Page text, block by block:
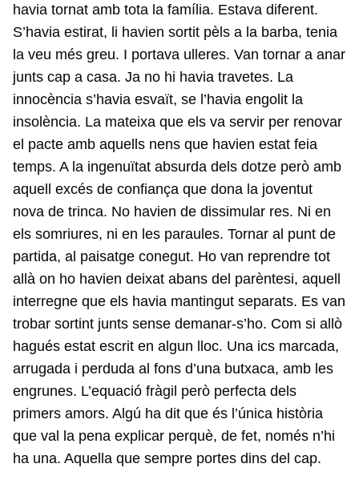
havia tornat amb tota la família. Estava diferent.
S’havia estirat, li havien sortit pèls a la barba, tenia
la veu més greu. I portava ulleres. Van tornar a anar
junts cap a casa. Ja no hi havia travetes. La
innocència s’havia esvaït, se l’havia engolit la
insolència. La mateixa que els va servir per renovar
el pacte amb aquells nens que havien estat feia
temps. A la ingenuïtat absurda dels dotze però amb
aquell excés de confiança que dona la joventut
nova de trinca. No havien de dissimular res. Ni en
els somriures, ni en les paraules. Tornar al punt de
partida, al paisatge conegut. Ho van reprendre tot
allà on ho havien deixat abans del parèntesi, aquell
interregne que els havia mantingut separats. Es van
trobar sortint junts sense demanar-s’ho. Com si allò
hagués estat escrit en algun lloc. Una ics marcada,
arrugada i perduda al fons d’una butxaca, amb les
engrunes. L’equació fràgil però perfecta dels
primers amors. Algú ha dit que és l’única història
que val la pena explicar perquè, de fet, només n’hi
ha una. Aquella que sempre portes dins del cap.